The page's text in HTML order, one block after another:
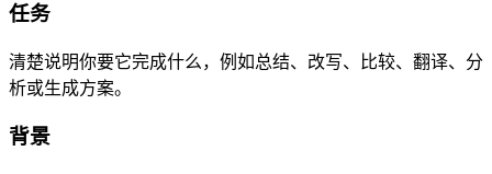
任务
清楚说明你要它完成什么，例如总结、改写、比较、翻译、分
析或生成方案。
背景